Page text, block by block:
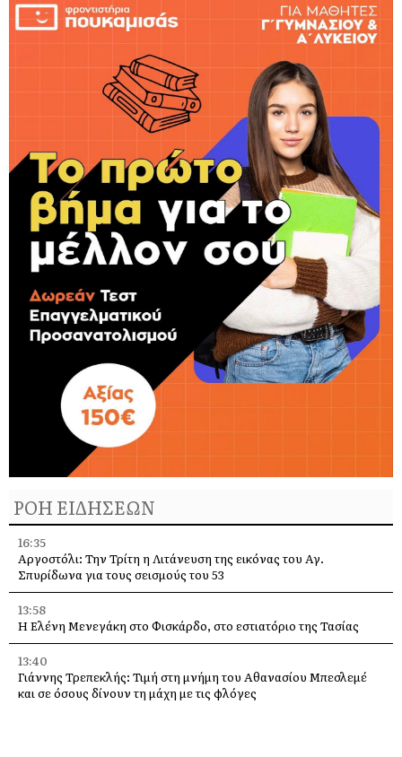
ΡΟΗ ΕΙΔΗΣΕΩΝ
16:35
Αργοστόλι: Την Τρίτη η Λιτάνευση της εικόνας του Αγ.
Σπυρίδωνα για τους σεισμούς του 53
13:58
Η Ελένη Μενεγάκη στο Φισκάρδο, στο εστιατόριο της Τασίας
13:40
Γιάννης Τρεπεκλής: Τιμή στη μνήμη του Αθανασίου Μπεσλεμέ
και σε όσους δίνουν τη μάχη με τις φλόγες